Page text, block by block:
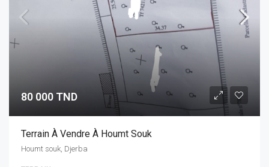
80 000 TND
Terrain À Vendre À Houmt Souk
Houmt souk, Djerba